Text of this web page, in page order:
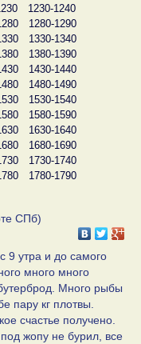
1230-1240
1280-1290
1330-1340
1380-1390
1430-1440
1480-1490
1530-1540
1580-1590
1630-1640
1680-1690
1730-1740
1780-1790
СПб)
9 утра и до самого
много много
Много рыбы
пару кг плотвы.
счастье получено.
жопу не бурил, все